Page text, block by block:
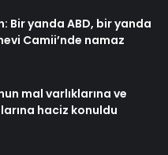
Bir yanda ABD, bir yanda
Camii’nde namaz
mal varlıklarına ve
haciz konuldu